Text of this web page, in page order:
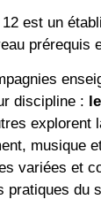
12 est un
prérequis
discipline :
explorent
musique
variées et
pratiques du